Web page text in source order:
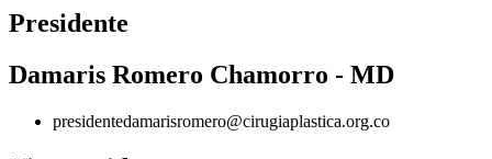
Presidente
Damaris Romero Chamorro - MD
presidentedamarisromero@cirugiaplastica.org.co